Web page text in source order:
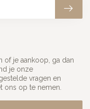
of je aankoop, ga dan
je onze
vragen en
ons op te nemen.